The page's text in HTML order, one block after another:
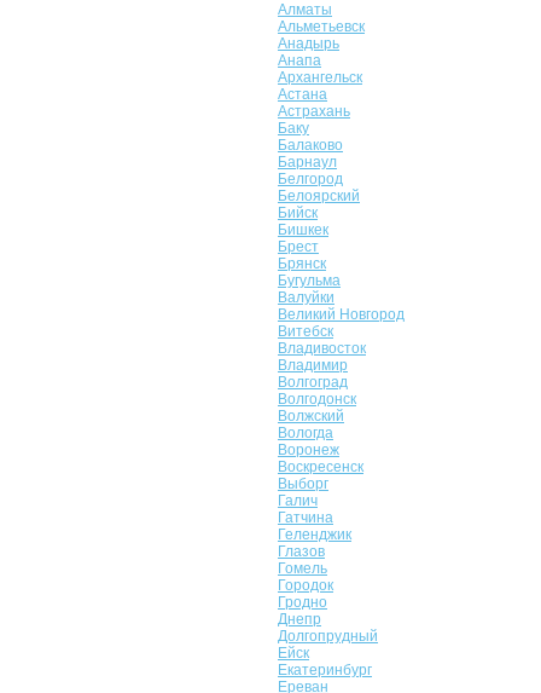
Алматы
Альметьевск
Анадырь
Анапа
Архангельск
Астана
Астрахань
Баку
Балаково
Барнаул
Белгород
Белоярский
Бийск
Бишкек
Брест
Брянск
Бугульма
Валуйки
Великий Новгород
Витебск
Владивосток
Владимир
Волгоград
Волгодонск
Волжский
Вологда
Воронеж
Воскресенск
Выборг
Галич
Гатчина
Геленджик
Глазов
Гомель
Городок
Гродно
Днепр
Долгопрудный
Ейск
Екатеринбург
Ереван